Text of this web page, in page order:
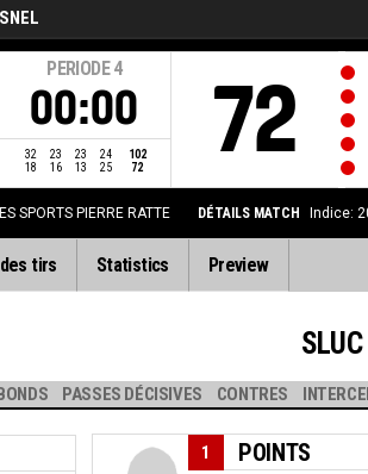
PERIODE 4
00:00
32 23 23 24
102
18
16 13 25 72 72
SPORTS PIERRE RATTE DÉTAILS MATCH Indice:
tirs Statistics Preview
PASSES DÉCISIVES CONTRES
POINTS
1